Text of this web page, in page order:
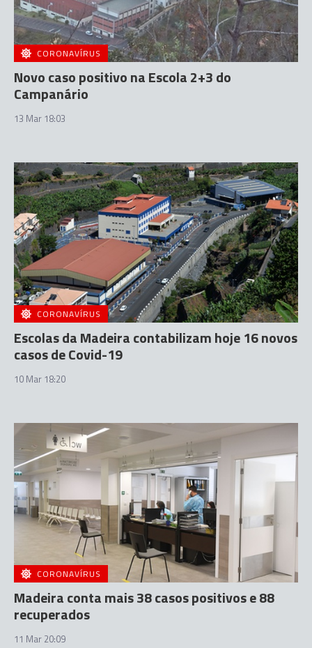
CORONAVÍRUS
Novo caso positivo na Escola 2+3 do
Campanário
13 Mar 18:03
CORONAVÍRUS
Escolas da Madeira contabilizam hoje 16 novos
casos de Covid-19
10 Mar 18:20
CORONAVÍRUS
Madeira conta mais 38 casos positivos e 88
recuperados
11 Mar 20:09